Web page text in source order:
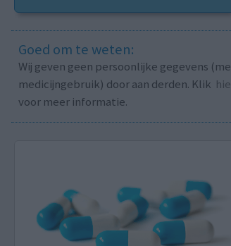
Goed om te weten:
Wij geven geen persoonlijke gegevens
medicijngebruik) door aan derden. Klik
voor meer informatie.